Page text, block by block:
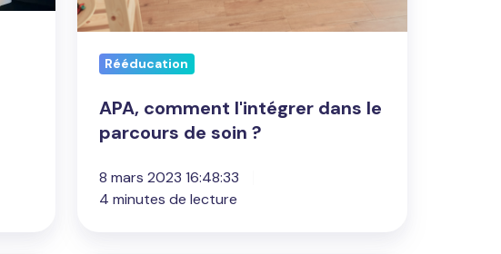
soin
Rééducation
APA, comment l'intégrer dans le
parcours de soin ?
8 mars 2023 16:48:33
4 minutes de lecture